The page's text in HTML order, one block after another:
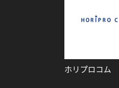
ホリプロコム